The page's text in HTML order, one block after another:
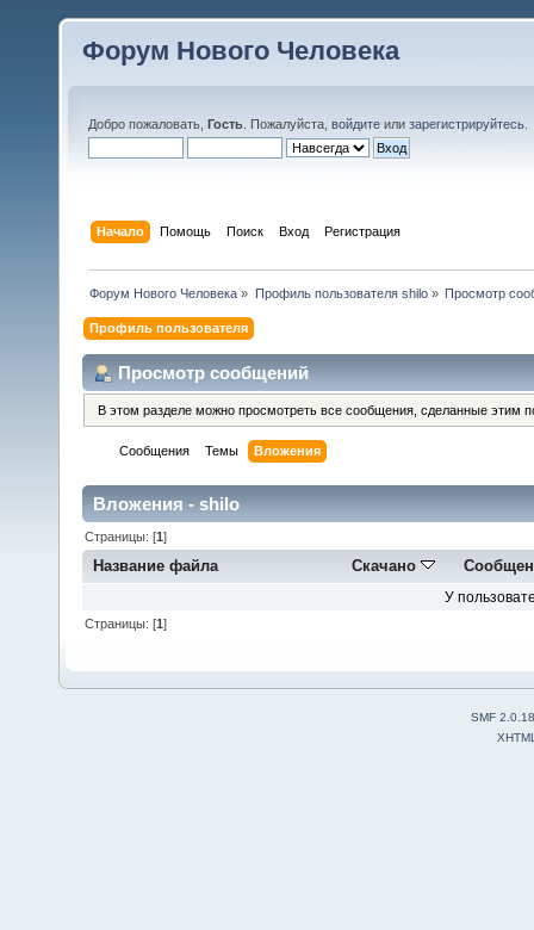
Форум Нового Человека
Добро пожаловать, Гость . Пожалуйста, войдите или зарегистрируйтесь
Начало Помощь Поиск Вход Регистрация
Форум Нового Человека » Профиль пользователя shilo» Просмотр
Профиль пользователя
Просмотр сообщений
В этом разделе можно просмотреть все сообщения, сделанные этим
Сообщения Темы Вложения
Вложения - shilo
Страницы: [1]
Название файла Скачано
У
Страницы: [1]
SMF 2.0.18